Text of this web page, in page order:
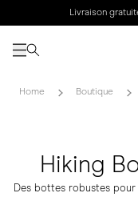
Livraison
Home Boutique
Hiking
Des bottes robustes pour